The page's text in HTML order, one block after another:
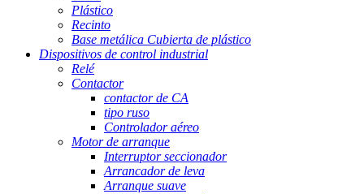
Plástico
Recinto
Base metálica Cubierta de plástico
Dispositivos de control industrial
Relé
Contactor
contactor de CA
tipo ruso
Controlador aéreo
Motor de arranque
Interruptor seccionador
Arrancador de leva
Arranque suave